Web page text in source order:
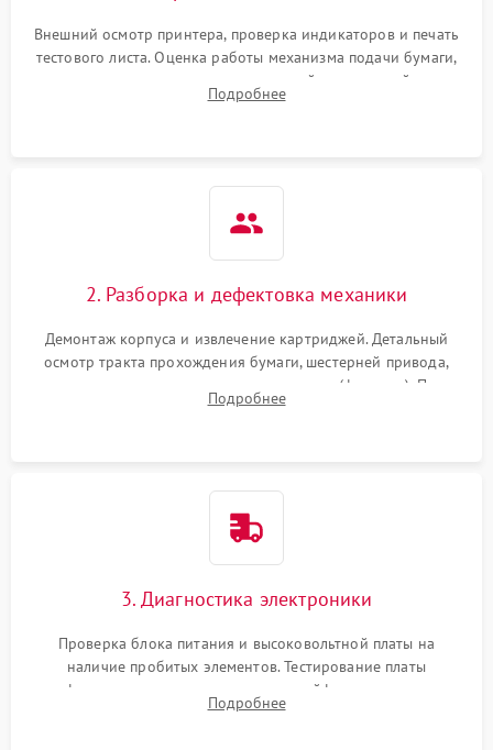
Внешний осмотр принтера, проверка индикаторов и печать
тестового листа. Оценка работы механизма подачи бумаги,
выявление посторонних шумов, замятий и первичный анализ
дефектов печати (полосы, фон, пробелы).
Подробнее
2. Разборка и дефектовка механики
Демонтаж корпуса и извлечение картриджей. Детальный
осмотр тракта прохождения бумаги, шестерней привода,
роликов захвата и узла термозакрепления (фьюзера). Поиск
физического износа и повреждений деталей.
Подробнее
3. Диагностика электроники
Проверка блока питания и высоковольтной платы на
наличие пробитых элементов. Тестирование платы
форматирования, целостности шлейфов, контактов
картриджа и оптопар (датчиков прохождения и наличия
Подробнее